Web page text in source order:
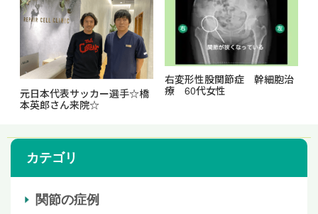
元日本代表サッカー選手☆橋
本英郎さん来院☆
右変形性股関節症 幹細胞治
療 60代女性
カテゴリ
関節の症例